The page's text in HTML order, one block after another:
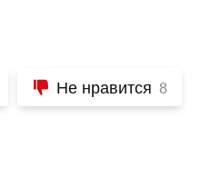
Не нравится 8